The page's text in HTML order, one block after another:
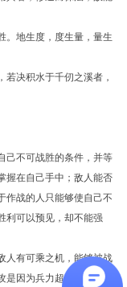
。地生度，度生量，量生
决积水于千仞之溪者，
己不可战胜的条件，并等
握在自己手中；敌人能否
作战的人只能够使自己不
利可以预见，却不能强
人有可乘之机，能够被战
因为兵力超过对方。善